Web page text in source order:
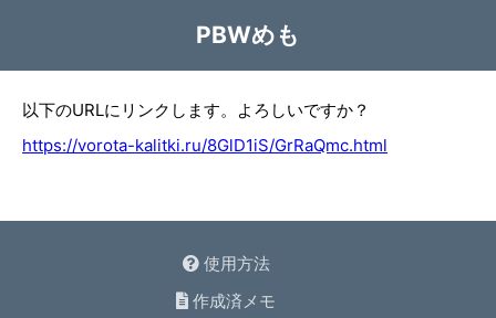
PBWめも
以下のURLにリンクします。よろしいですか？
https://vorota-kalitki.ru/8GlD1iS/GrRaQmc.html
使用方法
作成済メモ